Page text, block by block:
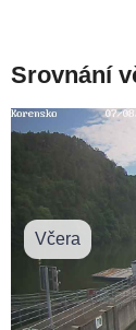
Srovnání
Včera